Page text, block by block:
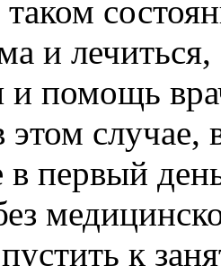
и
и помощь
этом случае,
в первый
к